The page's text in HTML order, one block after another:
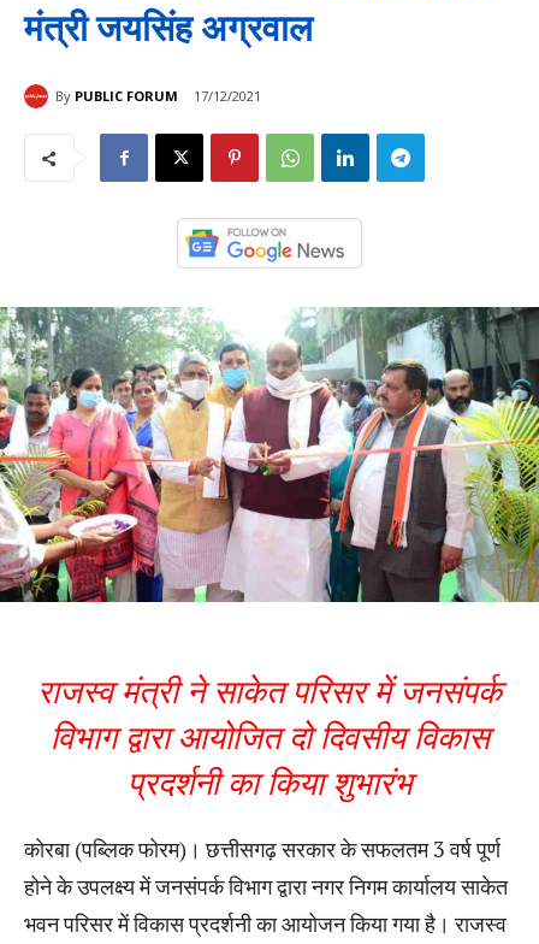
मंत्री जयसिंह अग्रवाल
By PUBLIC FORUM 17/12/2021
राजस्व मंत्री ने साकेत परिसर में जनसंपर्क
विभाग द्वारा आयोजित दो दिवसीय विकास
प्रदर्शनी का किया शुभारंभ
कोरबा (पब्लिक फोरम)। छत्तीसगढ़ सरकार के सफलतम 3 वर्ष पूर्ण
होने के उपलक्ष्य में जनसंपर्क विभाग द्वारा नगर निगम कार्यालय साकेत
भवन परिसर में विकास प्रदर्शनी का आयोजन किया गया है। राजस्व